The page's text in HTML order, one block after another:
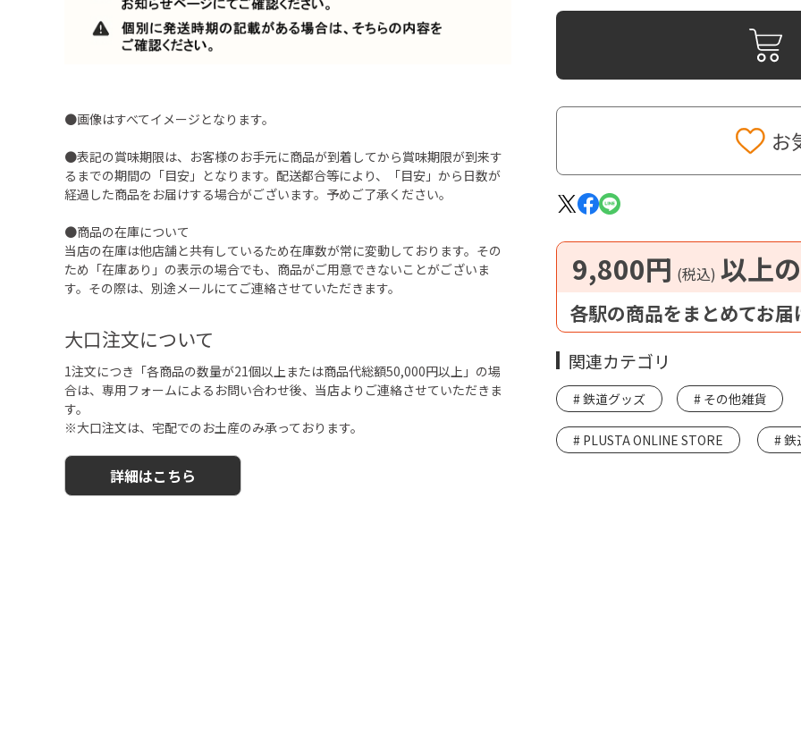
●画像はすべてイメージとなります。
●表記の賞味期限は、お客様のお手元に商品が到着してから賞味期限が到来す
るまでの期間の「目安」となります。配送都合等により、「目安」から日数が
経過した商品をお届けする場合がございます。予めご了承ください。
●商品の在庫について
当店の在庫は他店舗と共有しているため在庫数が常に変動しております。その
ため「在庫あり」の表示の場合でも、商品がご用意できないことがございま
す。その際は、別途メールにてご連絡させていただきます。
大口注文について
1注文につき「各商品の数量が21個以上または商品代総額50,000円以上」の場
合は、専用フォームによるお問い合わせ後、当店よりご連絡させていただきま
す。
※大口注文は、宅配でのお土産のみ承っております。
詳細はこちら
お
9,800円 (税込) 以上
各駅の商品をまとめてお届
関連カテゴリ
鉄道グッズ その他雑貨
PLUSTA ONLINE STORE 鉄